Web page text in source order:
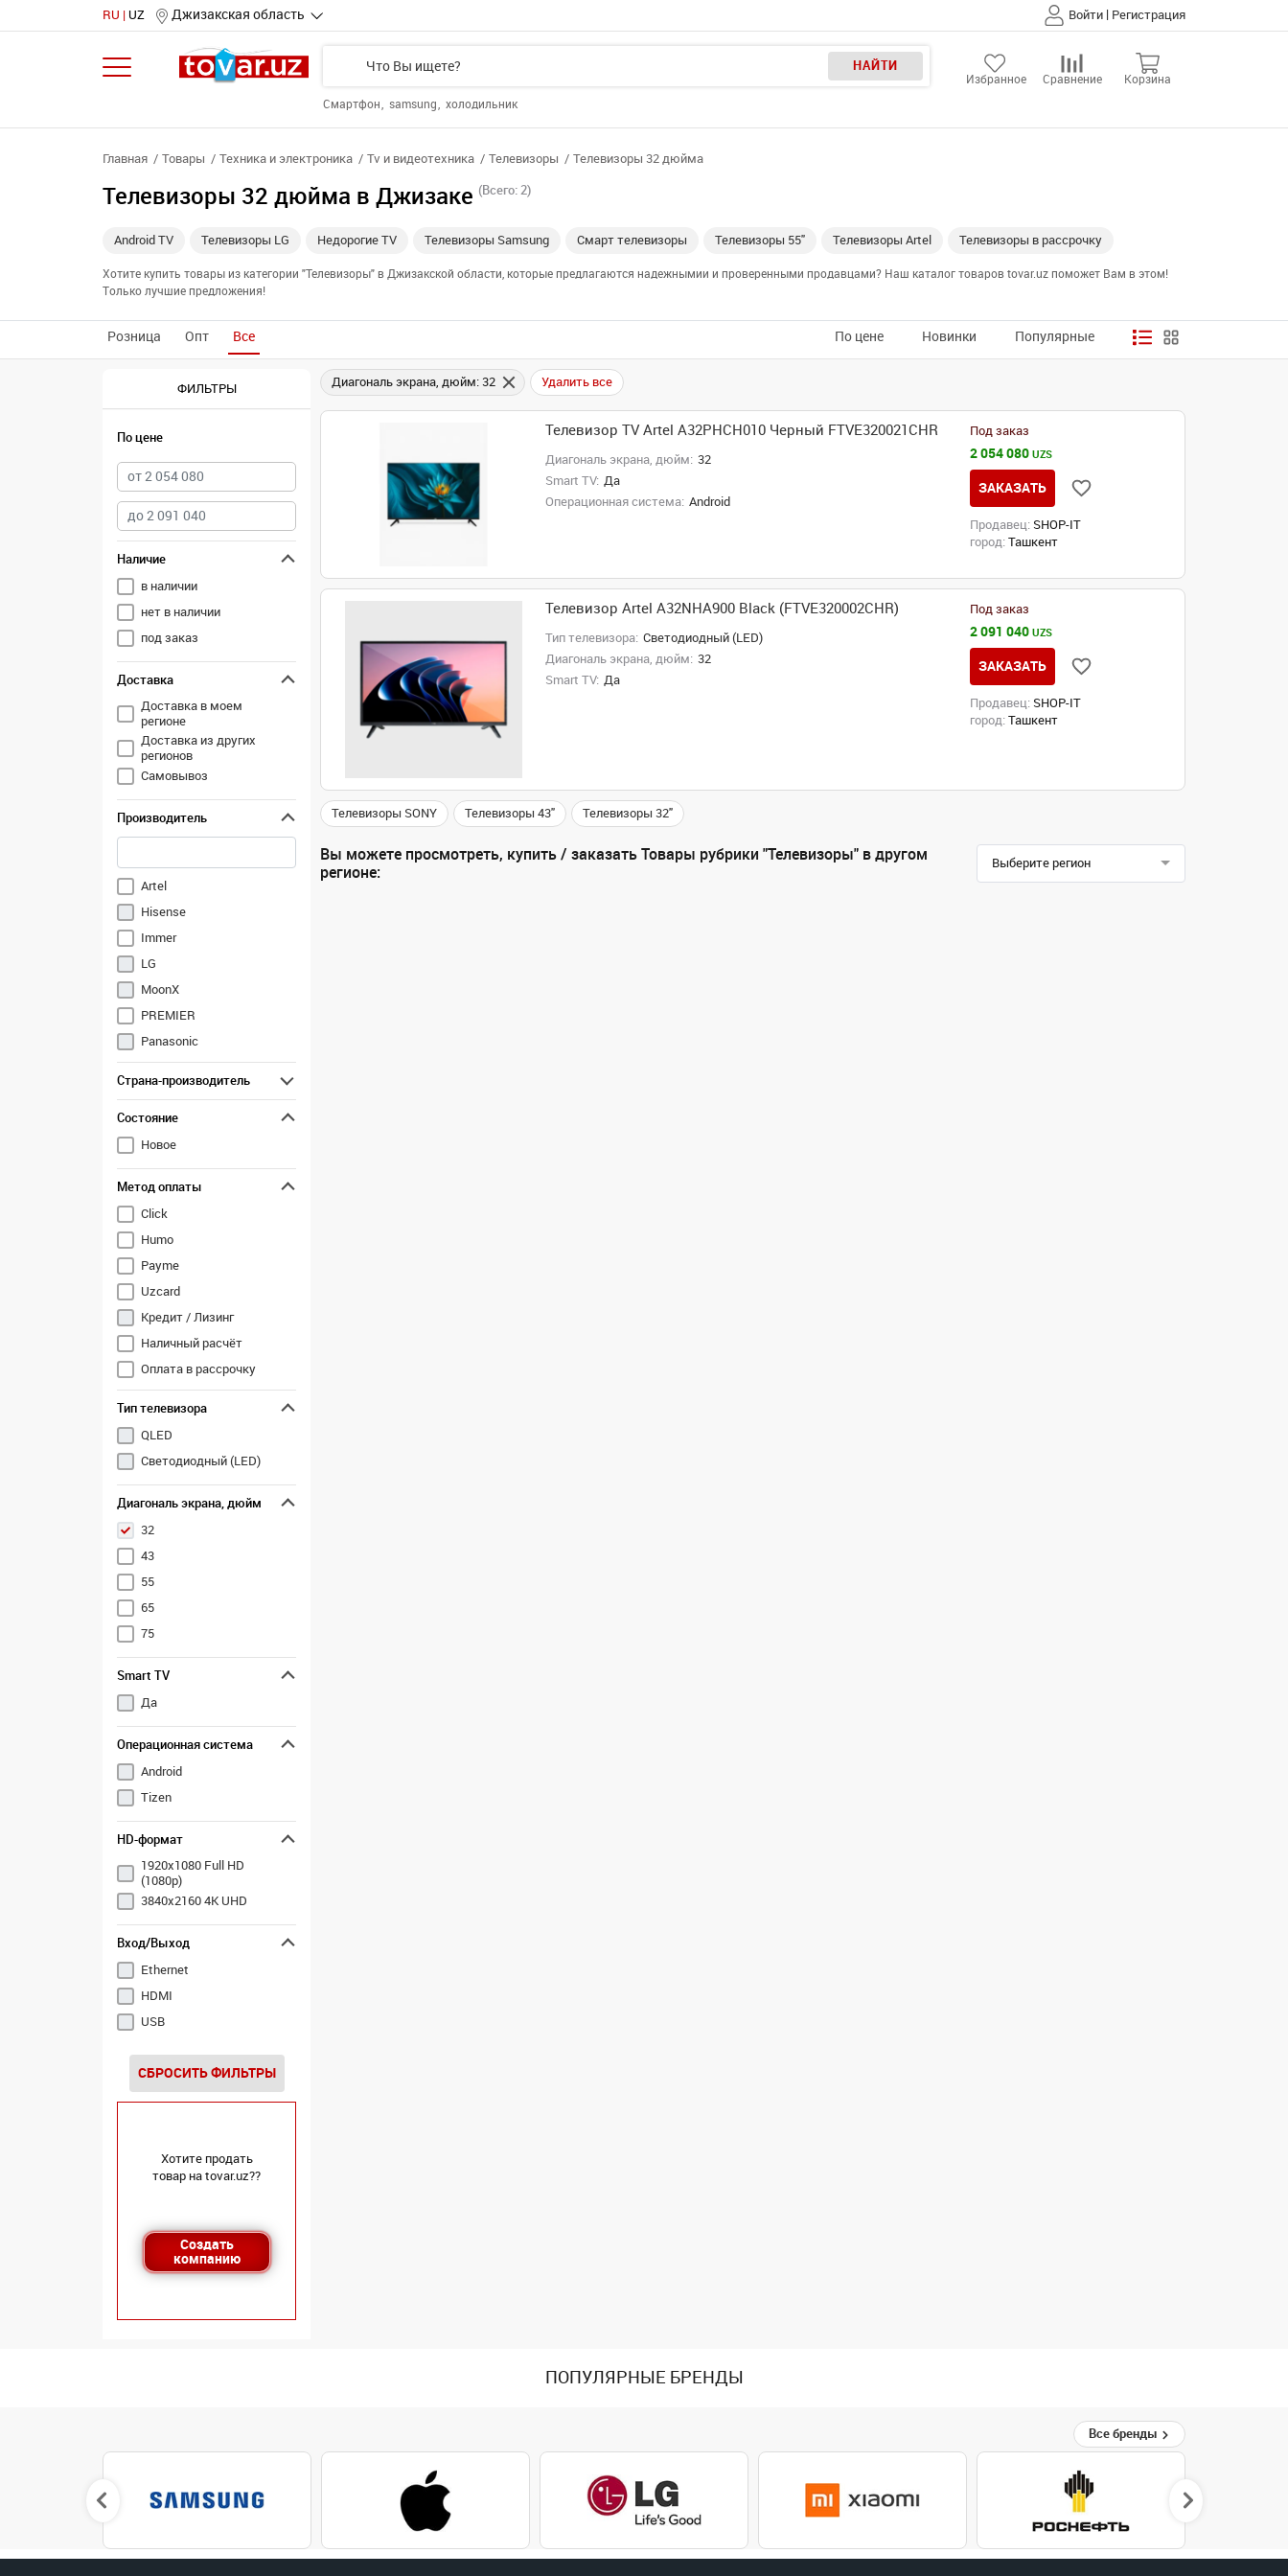
RU UZ Джизакская область Войти | Регистрация
НАЙТИ
Смартфон samsung холодильник
Избранное Сравнение Корзина
Главная Товары Техника и электроника Tv и видеотехника Телевизоры Телевизоры 32 дюйма
Телевизоры 32 дюйма в Джизаке (Всего: 2)
Android TV Телевизоры LG Недорогие TV Телевизоры Samsung Смарт телевизоры Телевизоры 55" Телевизоры Artel Телевизоры в рассрочку
Хотите купить товары из категории "Телевизоры" в Джизакской области, которые предлагаются надежнымии и проверенными продавцами? Наш каталог товаров tovar.uz поможет Вам в этом!
Только лучшие предложения!
Розница Опт Все По цене Новинки Популярные
ФИЛЬТРЫ
По цене
Наличие
в наличии
нет в наличии
под заказ
Доставка
Доставка в моем
регионе
Доставка из других
регионов
Самовывоз
Производитель
Artel
Hisense
Immer
LG
MoonX
PREMIER
Panasonic
Samsung
Sony
TCL
Toshiba
Vesta (Artel)
Ziffler
Страна-производитель
Состояние
Новое
Метод оплаты
Click
Humo
Payme
Uzcard
Кредит / Лизинг
Наличный расчёт
Оплата в рассрочку
Перечисление
Тип телевизора
QLED
Светодиодный (LED)
Диагональ экрана, дюйм
32
43
55
65
75
Smart TV
Да
Операционная система
Android
Tizen
HD-формат
1920x1080 Full HD
(1080p)
3840x2160 4K UHD
Вход/Выход
Ethernet
HDMI
USB
СБРОСИТЬ ФИЛЬТРЫ
Хотите продать
товар на tovar.uz??
Создать
компанию
Диагональ экрана, дюйм: 32 Удалить все
Телевизор TV Artel A32PHCH010 Черный FTVE320021CHR
Диагональ экрана, дюйм: 32
Smart TV: Да
Операционная система: Android
Под заказ
2 054 080UZS
ЗАКАЗАТЬ
Продавец: SHOP-IT
город: Ташкент
Телевизор Artel A32NHA900 Black (FTVE320002CHR)
Тип телевизора: Светодиодный (LED)
Диагональ экрана, дюйм: 32
Smart TV: Да
Под заказ
2 091 040UZS
ЗАКАЗАТЬ
Продавец: SHOP-IT
город: Ташкент
Телевизоры SONY Телевизоры 43" Телевизоры 32"
Вы можете просмотреть, купить / заказать Товары рубрики "Телевизоры" в другом
регионе:
Выберите регион
ПОПУЛЯРНЫЕ БРЕНДЫ
Все бренды